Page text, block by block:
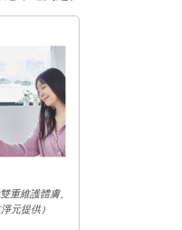
重維護體膚、
元提供）